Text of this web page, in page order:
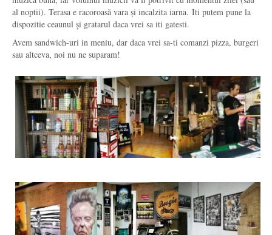
al noptii). Terasa e racoroasă vara și incalzita iarna. Iti putem pune la
dispozitie ceaunul și gratarul daca vrei sa iti gatesti.
Avem sandwich-uri in meniu, dar daca vrei sa-ti comanzi pizza, burgeri
sau altceva, noi nu ne suparam!